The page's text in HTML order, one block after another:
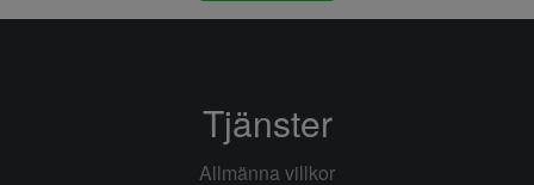
Tjänster
Allmänna villkor